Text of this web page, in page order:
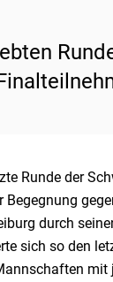
Runde der
Begegnung
durch
sich so den
mit